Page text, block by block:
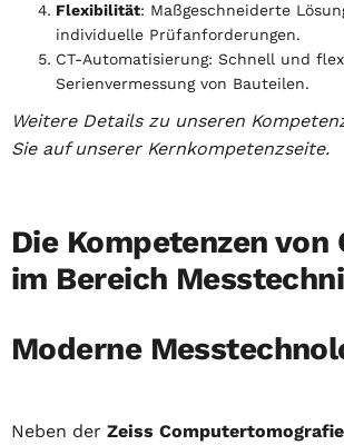
Flexibilität: Maßgeschneiderte
individuelle Prüfanforderungen.
CT-Automatisierung: Schnell und
Serienvermessung von Bauteilen.
Weitere Details zu unseren
Sie auf unserer Kernkompetenzseite.
Die Kompetenzen von
im Bereich
Moderne
Neben der Zeiss Computertomografie